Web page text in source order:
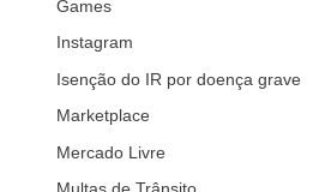
Games
Instagram
Isenção do IR por doença grave
Marketplace
Mercado Livre